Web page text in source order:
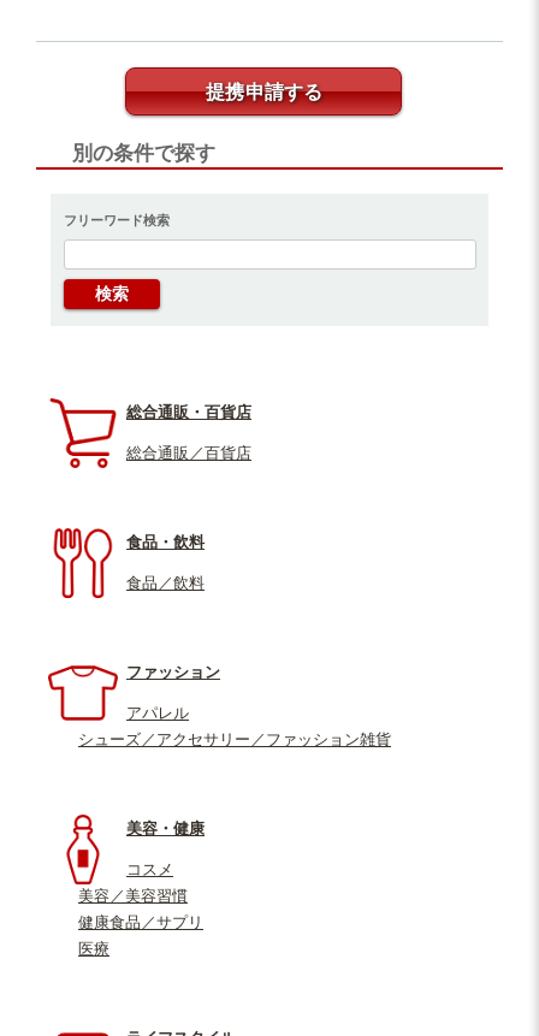
提携申請する
別の条件で探す
フリーワード検索
総合通販・百貨店
総合通販／百貨店
食品・飲料
食品／飲料
ファッション
アパレル
シューズ／アクセサリー／ファッション雑貨
美容・健康
コスメ
美容／美容習慣
健康食品／サプリ
医療